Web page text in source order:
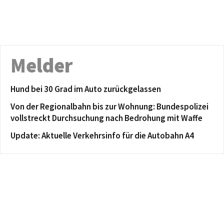
Melder
Hund bei 30 Grad im Auto zurückgelassen
Von der Regionalbahn bis zur Wohnung: Bundespolizei
vollstreckt Durchsuchung nach Bedrohung mit Waffe
Update: Aktuelle Verkehrsinfo für die Autobahn A4